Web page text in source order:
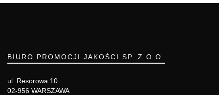
BIURO PROMOCJI JAKOŚCI SP. Z O.O.
ul. Resorowa 10
02-956 WARSZAWA